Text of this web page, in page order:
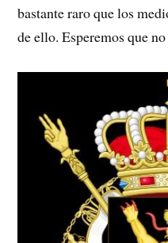
bastante raro que los
de ello. Esperemos que